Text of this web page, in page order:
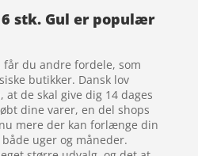
stk. Gul er populær
du andre fordele, som
butikker. Dansk lov
de skal give dig 14 dages
dine varer, en del shops
mere der kan forlænge din
uger og måneder.